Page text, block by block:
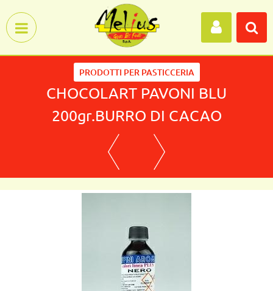
PRODOTTI PER PASTICCERIA
CHOCOLART PAVONI BLU
200gr.BURRO DI CACAO